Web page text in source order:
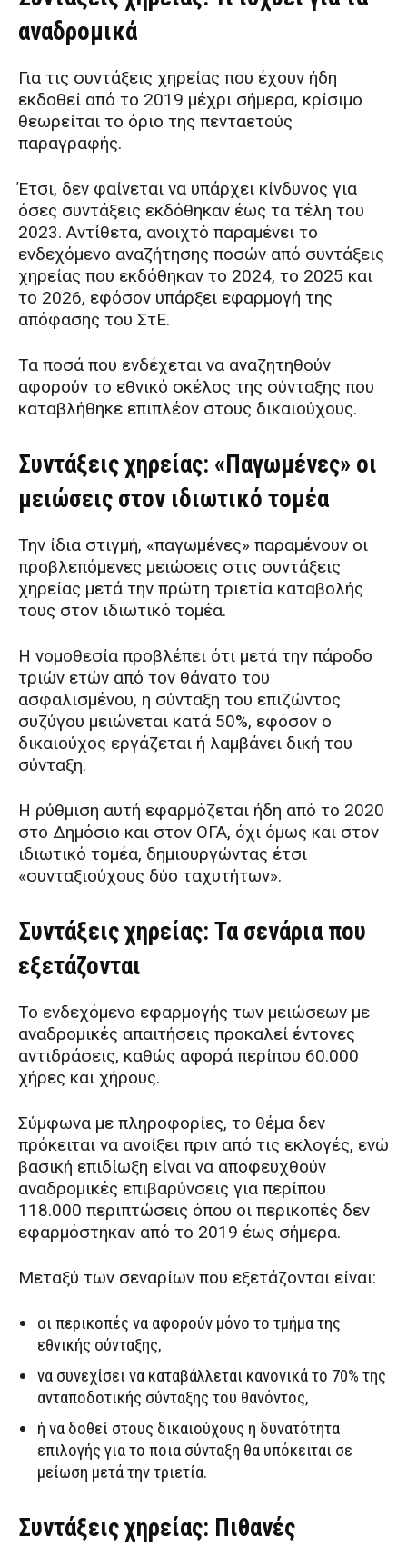
αναδρομικά
Για τις συντάξεις χηρείας που έχουν ήδη
εκδοθεί από το 2019 μέχρι σήμερα, κρίσιμο
θεωρείται το όριο της πενταετούς
παραγραφής.
Έτσι, δεν φαίνεται να υπάρχει κίνδυνος για
όσες συντάξεις εκδόθηκαν έως τα τέλη του
2023. Αντίθετα, ανοιχτό παραμένει το
ενδεχόμενο αναζήτησης ποσών από συντάξεις
χηρείας που εκδόθηκαν το 2024, το 2025 και
το 2026, εφόσον υπάρξει εφαρμογή της
απόφασης του ΣτΕ.
Τα ποσά που ενδέχεται να αναζητηθούν
αφορούν το εθνικό σκέλος της σύνταξης που
καταβλήθηκε επιπλέον στους δικαιούχους.
Συντάξεις χηρείας: «Παγωμένες» οι
μειώσεις στον ιδιωτικό τομέα
Την ίδια στιγμή, «παγωμένες» παραμένουν οι
προβλεπόμενες μειώσεις στις συντάξεις
χηρείας μετά την πρώτη τριετία καταβολής
τους στον ιδιωτικό τομέα.
Η νομοθεσία προβλέπει ότι μετά την πάροδο
τριών ετών από τον θάνατο του
ασφαλισμένου, η σύνταξη του επιζώντος
συζύγου μειώνεται κατά 50%, εφόσον ο
δικαιούχος εργάζεται ή λαμβάνει δική του
σύνταξη.
Η ρύθμιση αυτή εφαρμόζεται ήδη από το 2020
στο Δημόσιο και στον ΟΓΑ, όχι όμως και στον
ιδιωτικό τομέα, δημιουργώντας έτσι
«συνταξιούχους δύο ταχυτήτων».
Συντάξεις χηρείας: Τα σενάρια που
εξετάζονται
Το ενδεχόμενο εφαρμογής των μειώσεων με
αναδρομικές απαιτήσεις προκαλεί έντονες
αντιδράσεις, καθώς αφορά περίπου 60.000
χήρες και χήρους.
Σύμφωνα με πληροφορίες, το θέμα δεν
πρόκειται να ανοίξει πριν από τις εκλογές, ενώ
βασική επιδίωξη είναι να αποφευχθούν
αναδρομικές επιβαρύνσεις για περίπου
118.000 περιπτώσεις όπου οι περικοπές δεν
εφαρμόστηκαν από το 2019 έως σήμερα.
Μεταξύ των σεναρίων που εξετάζονται είναι:
οι περικοπές να αφορούν μόνο το τμήμα της
εθνικής σύνταξης,
να συνεχίσει να καταβάλλεται κανονικά το 70% της
ανταποδοτικής σύνταξης του θανόντος,
ή να δοθεί στους δικαιούχους η δυνατότητα
επιλογής για το ποια σύνταξη θα υπόκειται σε
μείωση μετά την τριετία.
Συντάξεις χηρείας: Πιθανές